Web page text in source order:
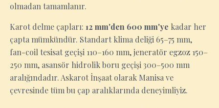
olmadan tamamlanır.
Karot delme çapları: 12 mm'den 600 mm'ye kadar her
çapta mümkündür. Standart klima deliği 65–75 mm,
fan-coil tesisat geçişi 110–160 mm, jeneratör egzoz 150–
250 mm, asansör hidrolik boru geçişi 300–500 mm
aralığındadır. Askarot İnşaat olarak Manisa ve
çevresinde tüm bu çap aralıklarında deneyimliyiz.